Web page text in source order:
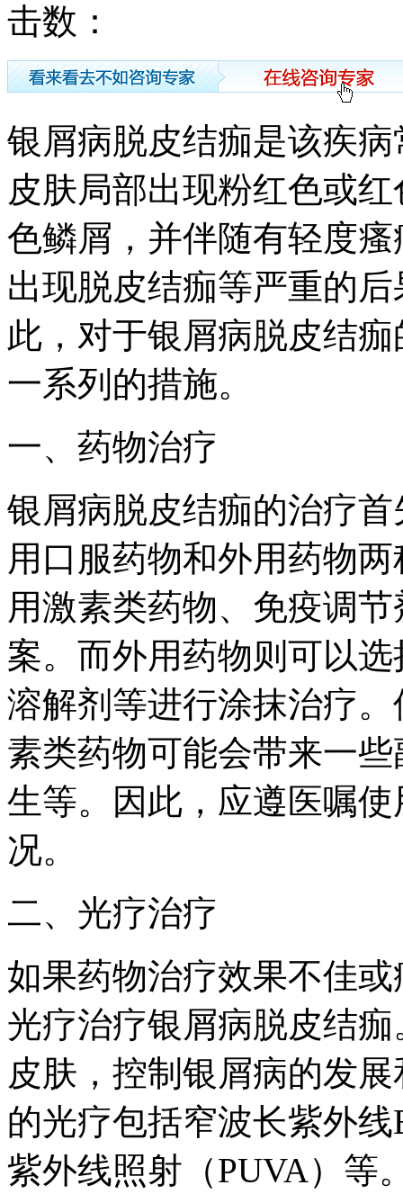
击数：
银屑病脱皮结痂是该疾
皮肤局部出现粉红色或
色鳞屑，并伴随有轻度
出现脱皮结痂等严重的
此，对于银屑病脱皮结
一系列的措施。
一、药物治疗
银屑病脱皮结痂的治疗
用口服药物和外用药物
用激素类药物、免疫调
案。而外用药物则可以
溶解剂等进行涂抹治疗
素类药物可能会带来一
生等。因此，应遵医嘱
况。
二、光疗治疗
如果药物治疗效果不佳
光疗治疗银屑病脱皮结
皮肤，控制银屑病的发
的光疗包括窄波长紫外
紫外线照射（PUVA）等